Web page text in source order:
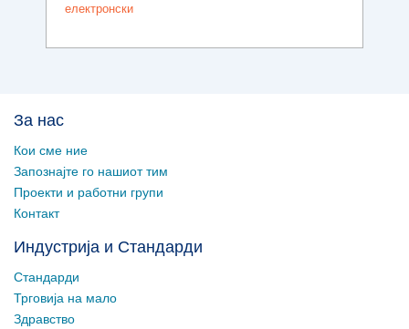
електронски
За нас
Кои сме ние
Запознајте го нашиот тим
Проекти и работни групи
Контакт
Индустрија и Стандарди
Стандарди
Трговија на мало
Здравство